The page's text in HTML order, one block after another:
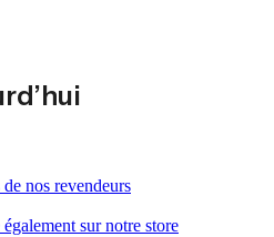
nos revendeurs
sur notre store